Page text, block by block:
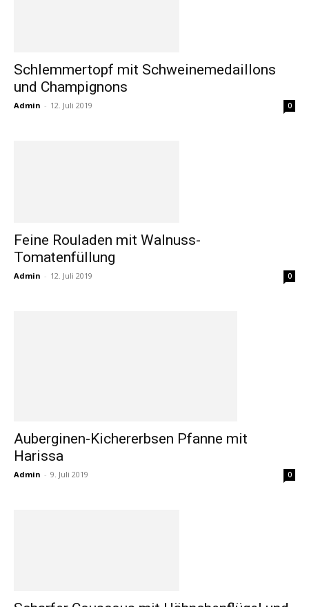
Schlemmertopf mit Schweinemedaillons
und Champignons
Admin - 12. Juli 2019 0
Feine Rouladen mit Walnuss-
Tomatenfüllung
Admin - 12. Juli 2019 0
Auberginen-Kichererbsen Pfanne mit
Harissa
Admin - 9. Juli 2019 0